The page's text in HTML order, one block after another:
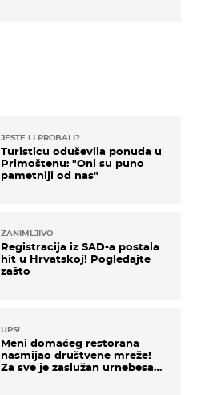
JESTE LI PROBALI?
Turisticu oduševila ponuda u
Primoštenu: "Oni su puno
pametniji od nas"
ZANIMLJIVO
Registracija iz SAD-a postala
hit u Hrvatskoj! Pogledajte
zašto
UPS!
Meni domaćeg restorana
nasmijao društvene mreže!
Za sve je zaslužan urnebesan